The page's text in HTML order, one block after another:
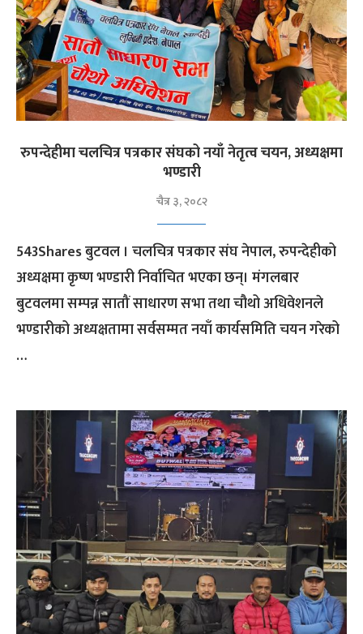
रुपन्देहीमा चलचित्र पत्रकार संघको नयाँ नेतृत्व चयन, अध्यक्षमा
भण्डारी
चैत्र ३, २०८२
543Shares बुटवल । चलचित्र पत्रकार संघ नेपाल, रुपन्देहीको
अध्यक्षमा कृष्ण भण्डारी निर्वाचित भएका छन्। मंगलबार
बुटवलमा सम्पन्न सातौं साधारण सभा तथा चौथो अधिवेशनले
भण्डारीको अध्यक्षतामा सर्वसम्मत नयाँ कार्यसमिति चयन गरेको
…